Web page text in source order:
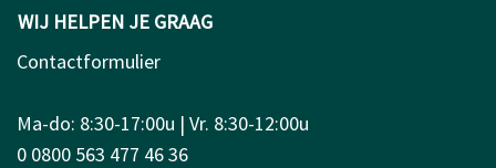
WIJ HELPEN JE GRAAG
Contactformulier
Ma-do: 8:30-17:00u | Vr. 8:30-12:00u
0 0800 563 477 46 36